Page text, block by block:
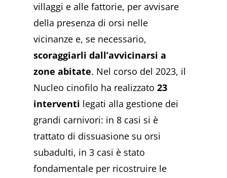
villaggi e alle fattorie, per avvisare
della presenza di orsi nelle
vicinanze e, se necessario,
scoraggiarli dall’avvicinarsi a
zone abitate. Nel corso del 2023, il
Nucleo cinofilo ha realizzato23
interventi legati alla gestione dei
grandi carnivori: in 8 casi si è
trattato di dissuasione su orsi
subadulti, in 3 casi è stato
fondamentale per ricostruire le